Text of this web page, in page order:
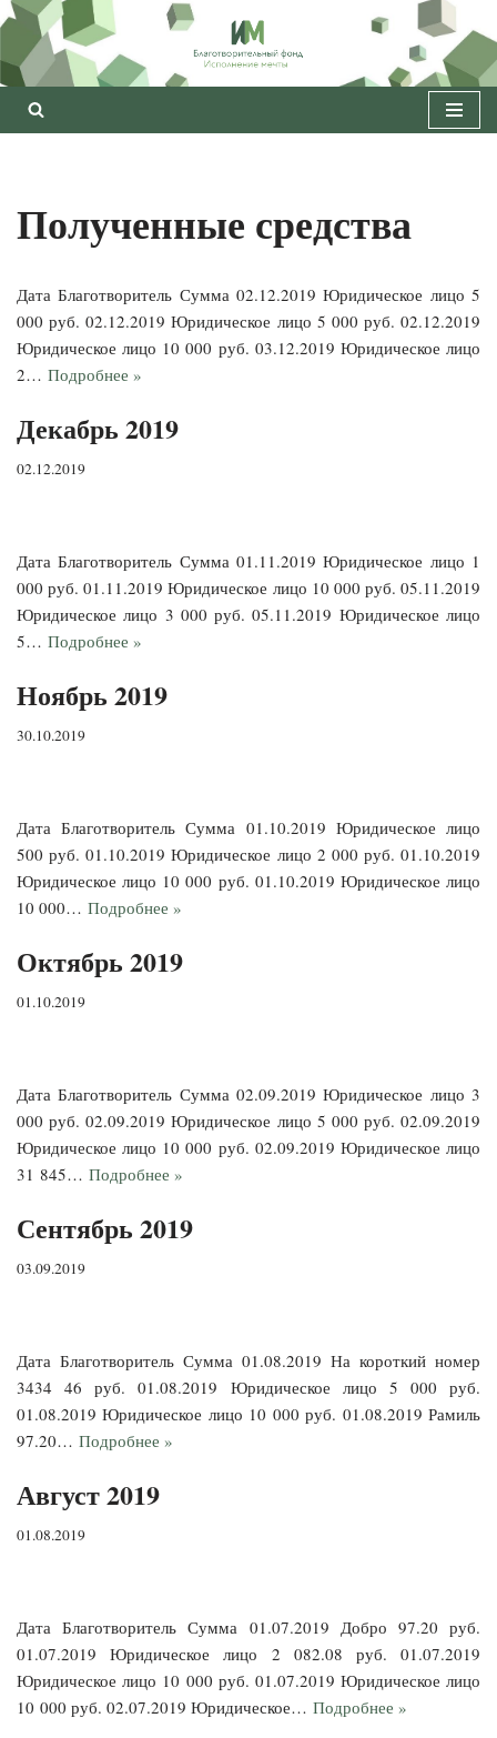
Перейти
к
содержимому
Полученные средства
Дата Благотворитель Сумма 02.12.2019 Юридическое лицо 5
000 руб. 02.12.2019 Юридическое лицо 5 000 руб. 02.12.2019
Юридическое лицо 10 000 руб. 03.12.2019 Юридическое лицо
2… Подробнее »
Декабрь 2019
02.12.2019
Дата Благотворитель Сумма 01.11.2019 Юридическое лицо 1
000 руб. 01.11.2019 Юридическое лицо 10 000 руб. 05.11.2019
Юридическое лицо 3 000 руб. 05.11.2019 Юридическое лицо
5… Подробнее »
Ноябрь 2019
30.10.2019
Дата Благотворитель Сумма 01.10.2019 Юридическое лицо
500 руб. 01.10.2019 Юридическое лицо 2 000 руб. 01.10.2019
Юридическое лицо 10 000 руб. 01.10.2019 Юридическое лицо
10 000… Подробнее »
Октябрь 2019
01.10.2019
Дата Благотворитель Сумма 02.09.2019 Юридическое лицо 3
000 руб. 02.09.2019 Юридическое лицо 5 000 руб. 02.09.2019
Юридическое лицо 10 000 руб. 02.09.2019 Юридическое лицо
31 845… Подробнее »
Сентябрь 2019
03.09.2019
Дата Благотворитель Сумма 01.08.2019 На короткий номер
3434 46 руб. 01.08.2019 Юридическое лицо 5 000 руб.
01.08.2019 Юридическое лицо 10 000 руб. 01.08.2019 Рамиль
97.20… Подробнее »
Август 2019
01.08.2019
Дата Благотворитель Сумма 01.07.2019 Добро 97.20 руб.
01.07.2019 Юридическое лицо 2 082.08 руб. 01.07.2019
Юридическое лицо 10 000 руб. 01.07.2019 Юридическое лицо
10 000 руб. 02.07.2019 Юридическое… Подробнее »